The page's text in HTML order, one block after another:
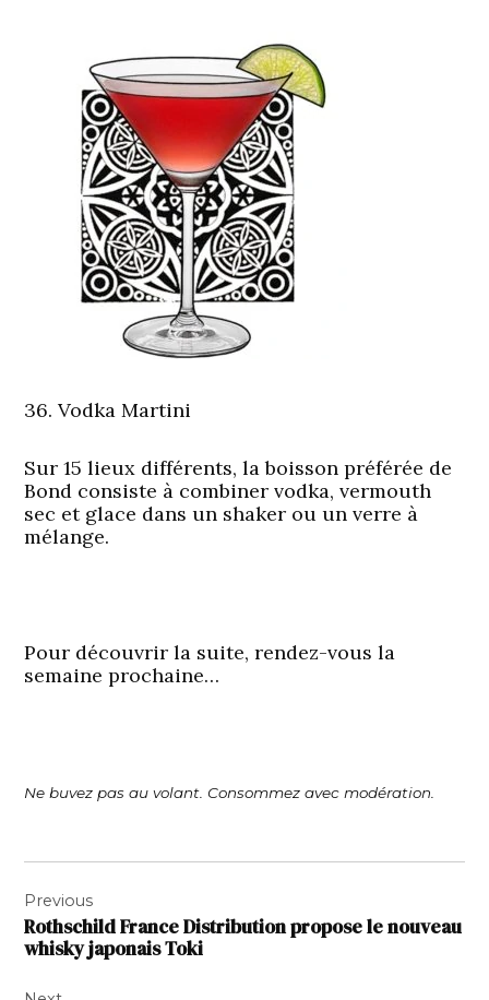
36. Vodka Martini
Sur 15 lieux différents, la boisson préférée de
Bond consiste à combiner vodka, vermouth
sec et glace dans un shaker ou un verre à
mélange.
Pour découvrir la suite, rendez-vous la
semaine prochaine…
Ne buvez pas au volant. Consommez avec modération.
de
l’article
Previous
Rothschild France Distribution propose le nouveau
whisky japonais Toki